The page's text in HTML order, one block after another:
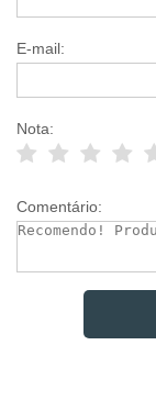
E-mail:
Nota:
Comentário: